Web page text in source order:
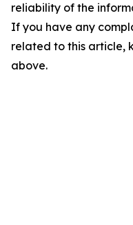
reliability of the
If you have any
related to this article,
above.